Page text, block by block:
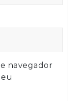
navegador